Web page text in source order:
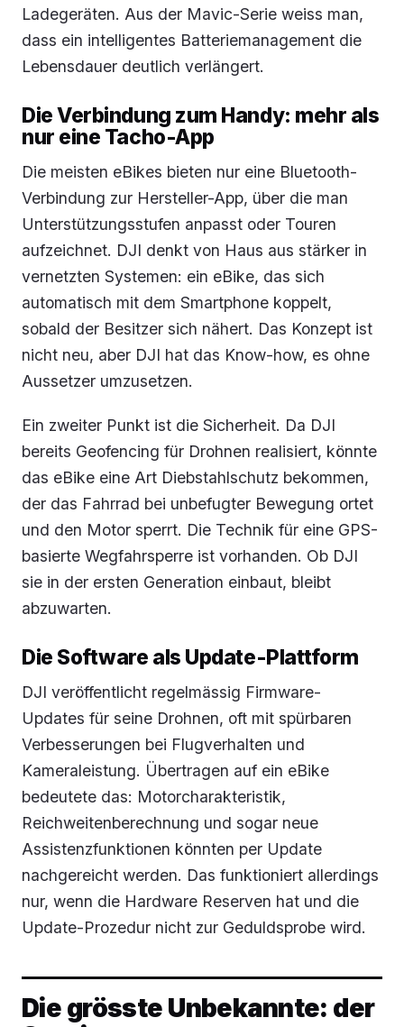
Ladegeräten. Aus der Mavic-Serie weiss man,
dass ein intelligentes Batteriemanagement die
Lebensdauer deutlich verlängert.
Die Verbindung zum Handy: mehr als
nur eine Tacho-App
Die meisten eBikes bieten nur eine Bluetooth-
Verbindung zur Hersteller-App, über die man
Unterstützungsstufen anpasst oder Touren
aufzeichnet. DJI denkt von Haus aus stärker in
vernetzten Systemen: ein eBike, das sich
automatisch mit dem Smartphone koppelt,
sobald der Besitzer sich nähert. Das Konzept ist
nicht neu, aber DJI hat das Know-how, es ohne
Aussetzer umzusetzen.
Ein zweiter Punkt ist die Sicherheit. Da DJI
bereits Geofencing für Drohnen realisiert, könnte
das eBike eine Art Diebstahlschutz bekommen,
der das Fahrrad bei unbefugter Bewegung ortet
und den Motor sperrt. Die Technik für eine GPS-
basierte Wegfahrsperre ist vorhanden. Ob DJI
sie in der ersten Generation einbaut, bleibt
abzuwarten.
Die Software als Update-Plattform
DJI veröffentlicht regelmässig Firmware-
Updates für seine Drohnen, oft mit spürbaren
Verbesserungen bei Flugverhalten und
Kameraleistung. Übertragen auf ein eBike
bedeutete das: Motorcharakteristik,
Reichweitenberechnung und sogar neue
Assistenzfunktionen könnten per Update
nachgereicht werden. Das funktioniert allerdings
nur, wenn die Hardware Reserven hat und die
Update-Prozedur nicht zur Geduldsprobe wird.
Die grösste Unbekannte: der